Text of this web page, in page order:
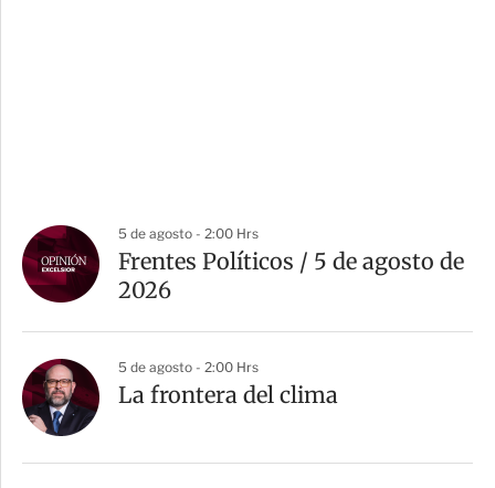
5 de agosto - 2:00 Hrs
Frentes Políticos / 5 de agosto de
2026
5 de agosto - 2:00 Hrs
La frontera del clima